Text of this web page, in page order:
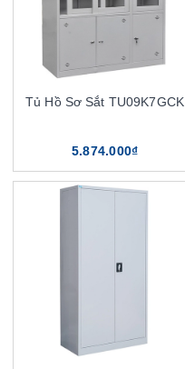
Tủ Hồ Sơ Sắt TU09K7GCK
5.874.000₫